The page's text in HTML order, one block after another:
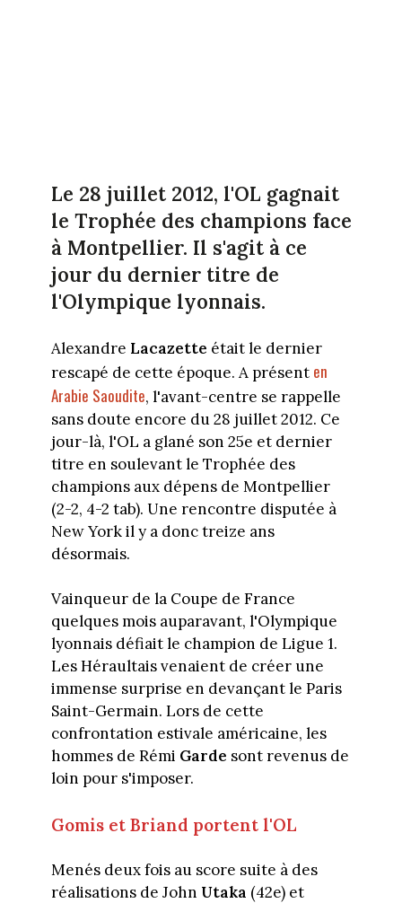
Le 28 juillet 2012, l'OL gagnait
le Trophée des champions face
à Montpellier. Il s'agit à ce
jour du dernier titre de
l'Olympique lyonnais.
Alexandre Lacazette était le dernier
rescapé de cette époque. A présent en
Arabie Saoudite, l'avant-centre se rappelle
sans doute encore du 28 juillet 2012. Ce
jour-là, l'OL a glané son 25e et dernier
titre en soulevant le Trophée des
champions aux dépens de Montpellier
(2-2, 4-2 tab). Une rencontre disputée à
New York il y a donc treize ans
désormais.
Vainqueur de la Coupe de France
quelques mois auparavant, l'Olympique
lyonnais défiait le champion de Ligue 1.
Les Héraultais venaient de créer une
immense surprise en devançant le Paris
Saint-Germain. Lors de cette
confrontation estivale américaine, les
hommes de Rémi Garde sont revenus de
loin pour s'imposer.
Gomis et Briand portent l'OL
Menés deux fois au score suite à des
réalisations de John Utaka (42e) et